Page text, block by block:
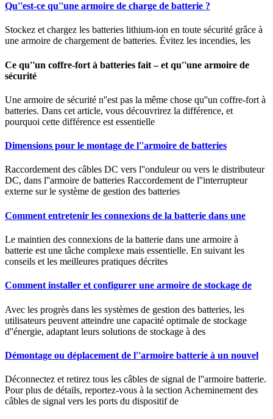
Qu''est-ce qu''une armoire de charge de batterie ?
Stockez et chargez les batteries lithium-ion en toute sécurité grâce à
une armoire de chargement de batteries. Évitez les incendies, les
Ce qu''un coffre-fort à batteries fait – et qu''une armoire de
sécurité
Une armoire de sécurité n''est pas la même chose qu''un coffre-fort à
batteries. Dans cet article, vous découvrirez la différence, et
pourquoi cette différence est essentielle
Dimensions pour le montage de l''armoire de batteries
Raccordement des câbles DC vers l''onduleur ou vers le distributeur
DC, dans l''armoire de batteries Raccordement de l''interrupteur
externe sur le système de gestion des batteries
Comment entretenir les connexions de la batterie dans une
Le maintien des connexions de la batterie dans une armoire à
batterie est une tâche complexe mais essentielle. En suivant les
conseils et les meilleures pratiques décrites
Comment installer et configurer une armoire de stockage de
Avec les progrès dans les systèmes de gestion des batteries, les
utilisateurs peuvent atteindre une capacité optimale de stockage
d''énergie, adaptant leurs solutions de stockage à des
Démontage ou déplacement de l''armoire batterie à un nouvel
Déconnectez et retirez tous les câbles de signal de l''armoire batterie.
Pour plus de détails, reportez-vous à la section Acheminement des
câbles de signal vers les ports du dispositif de